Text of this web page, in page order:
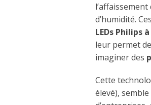
d’humidité.
LEDs Philips
leur permet
imaginer des
Cette
élevé),